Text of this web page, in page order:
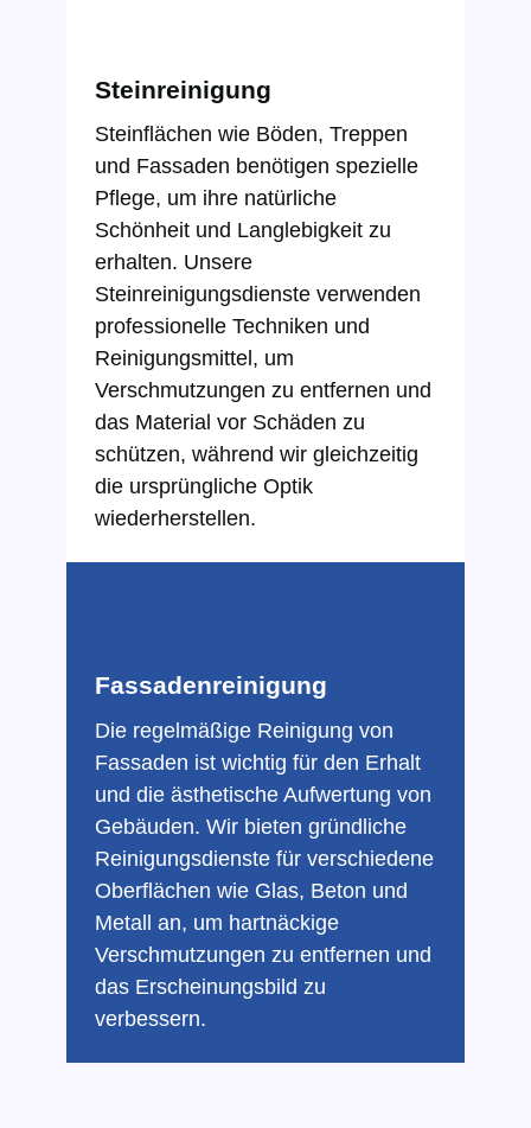
Steinreinigung
Steinflächen wie Böden, Treppen
und Fassaden benötigen spezielle
Pflege, um ihre natürliche
Schönheit und Langlebigkeit zu
erhalten. Unsere
Steinreinigungsdienste verwenden
professionelle Techniken und
Reinigungsmittel, um
Verschmutzungen zu entfernen und
das Material vor Schäden zu
schützen, während wir gleichzeitig
die ursprüngliche Optik
wiederherstellen.
Fassadenreinigung
Die regelmäßige Reinigung von
Fassaden ist wichtig für den Erhalt
und die ästhetische Aufwertung von
Gebäuden. Wir bieten gründliche
Reinigungsdienste für verschiedene
Oberflächen wie Glas, Beton und
Metall an, um hartnäckige
Verschmutzungen zu entfernen und
das Erscheinungsbild zu
verbessern.